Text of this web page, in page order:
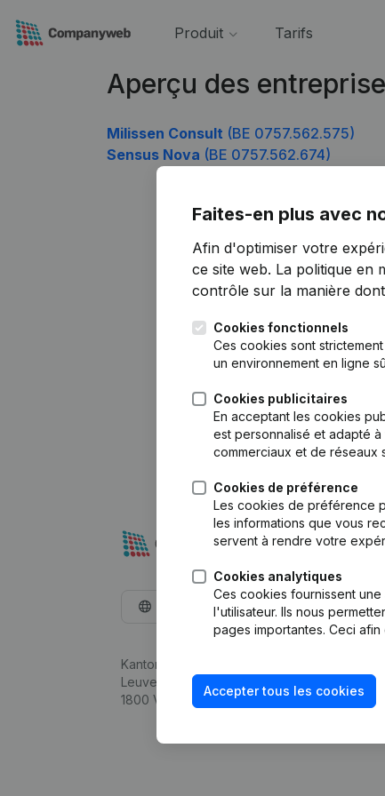
Produit Tarifs
Aperçu des
Milissen Consult (BE 0757.562.575)
Sensus Nova (BE 0757.562.674)
Faites-en plus avec
Afin d'optimiser votre
ce site web. La politique en
contrôle sur la manière
Cookies fonctionnels
Ces cookies sont
un environnement en ligne
Cookies publicitaires
En acceptant les cookies
est personnalisé et adapté
commerciaux et de réseaux
Cookies de préférence
Les cookies de préférence
les informations que vous
servent à rendre votre
Cookies analytiques
Ces cookies fournissent
l'utilisateur. Ils nous
pages importantes. Ceci
Accepter tous les cookies
Français
Kantorenpark Everest
Leuvensesteenweg 248D,
1800 Vilvoorde